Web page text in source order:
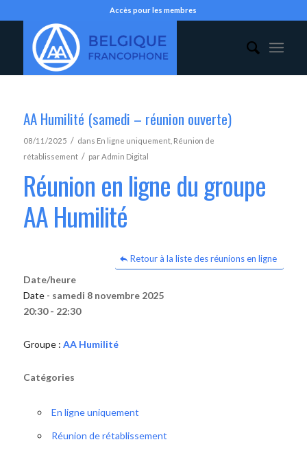
Accès pour les membres
AA Humilité (samedi – réunion ouverte)
08/11/2025 / dans En ligne uniquement, Réunion de
rétablissement / parAdmin Digital
Réunion en ligne du groupe
AA Humilité
Retour à la liste des réunions en ligne
Date/heure
Date - samedi 8 novembre 2025
20:30 - 22:30
Groupe : AA Humilité
Catégories
En ligne uniquement
Réunion de rétablissement